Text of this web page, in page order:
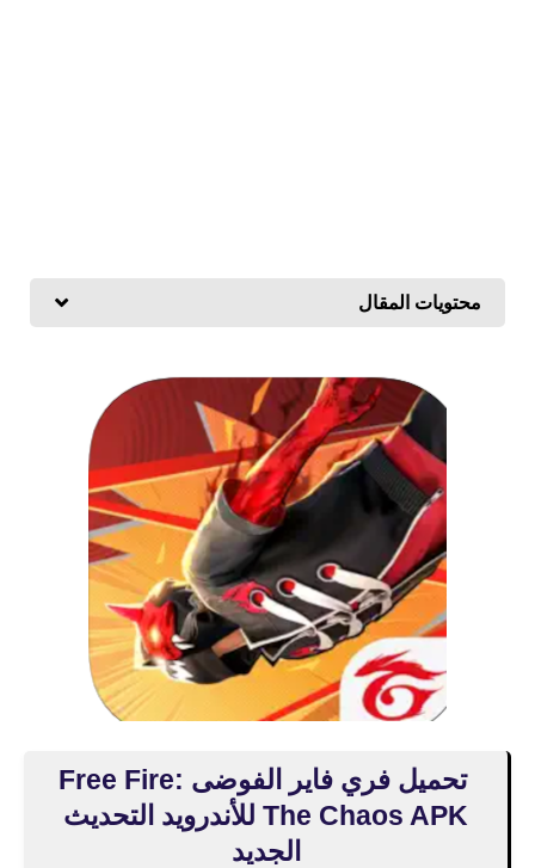
محتويات المقال
تحميل فري فاير الفوضى Free Fire:
The Chaos APK للأندرويد التحديث
الجديد